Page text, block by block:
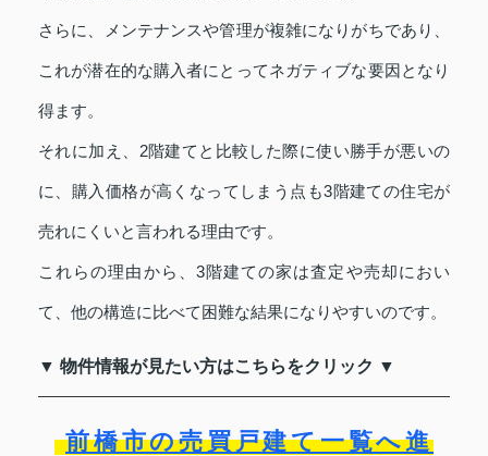
さらに、メンテナンスや管理が複雑になりがちであり、
これが潜在的な購入者にとってネガティブな要因となり
得ます。
それに加え、2階建てと比較した際に使い勝手が悪いの
に、購入価格が高くなってしまう点も3階建ての住宅が
売れにくいと言われる理由です。
これらの理由から、3階建ての家は査定や売却におい
て、他の構造に比べて困難な結果になりやすいのです。
▼ 物件情報が見たい方はこちらをクリック ▼
前橋市の売買戸建て一覧へ進